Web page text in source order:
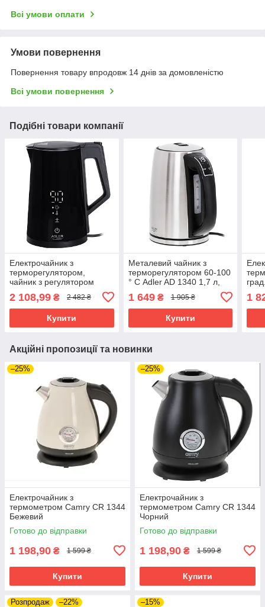
Всі умови оплати
Умови повернення
Повернення товару впродовж 14 днів за домовленістю
Всі умови повернення
Подібні товари компанії
Електрочайник з
терморегулятором,
чайник з регулятором
Adler AD 1345 Strix 1 7 л
1850 Вт LED-дисплей
2 108,99 ₴ 2 482 ₴
Купити
Металевий чайник з
терморегулятором 60-100
° С Adler AD 1340 1,7 л,
LCD дисплей, Підтримка
температури
1 649₴ 1 905 ₴
Купити
1
Акційні пропозиції та новинки
–25%
Електрочайник з
термометром Camry CR 1344
Бежевий
Готово до відправки
1 198,90 ₴ 1 599 ₴
Купити
–25%
Електрочайник з
термометром Camry CR 1344
Чорний
Готово до відправки
1 198,90 ₴ 1 599 ₴
Купити
Розпродаж –22% –15%